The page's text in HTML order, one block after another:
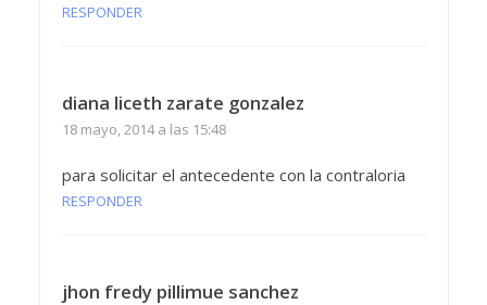
RESPONDER
diana liceth zarate gonzalez
18 mayo, 2014 a las 15:48
para solicitar el antecedente con la contraloria
RESPONDER
jhon fredy pillimue sanchez